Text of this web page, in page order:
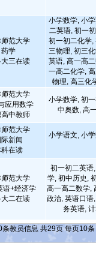
师范大学
药学
三在读
小学数学, 小
二英语, 初一
初一初二化学,
三物理, 初三
英语, 高一高
一高二化学,
物理, 高三化
师范大学
应用数学
中教师
小学数学, 初
中奥数, 高
师范大学
际新闻
在读
小学语文, 小
师范大学
语+经济学
二在读
初一初二英语
学, 初中历史,
高一高二数学,
政治, 英语口语
务英语,
条教员信息 共29页 每页10条